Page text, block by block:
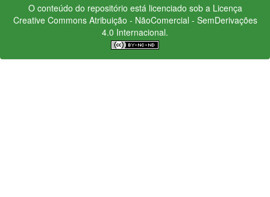
O conteúdo do repositório está licenciado sob a Licença
Creative CommonsAtribuição - NãoComercial - SemDerivações
4.0 Internacional.